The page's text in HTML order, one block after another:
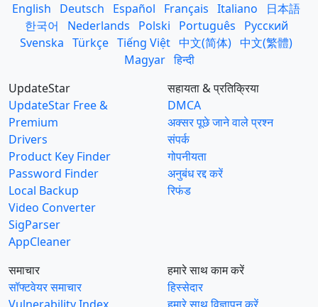
English Deutsch Español Français Italiano
日本語
한국어
Nederlands Polski Português
Русский
Svenska Türkçe Tiếng Việt 中文(简体) 中文(繁體)
Magyar हिन्दी
UpdateStar
UpdateStar Free &
Premium
Drivers
Product Key Finder
Password Finder
Local Backup
Video Converter
SigParser
AppCleaner
सहायता & प्रतिक्रिया
DMCA
अक्सर पूछे जाने वाले प्रश्न
संपर्क
गोपनीयता
अनुबंध रद्द करें
रिफंड
समाचार
सॉफ्टवेयर समाचार
हमारे साथ काम करें
हिस्सेदार